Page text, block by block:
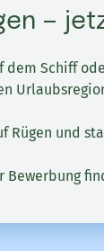
–
Schiff
Rügen und
Bewerbung